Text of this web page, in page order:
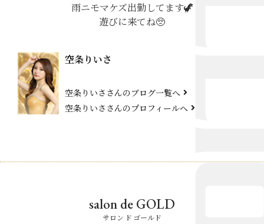
雨ニモマケズ出勤してます🦖
遊びに来てね🥺
空条りいさ
空条りいささんのブログ一覧へ
空条りいささんのプロフィールへ
salon de GOLD
サロン ド ゴールド